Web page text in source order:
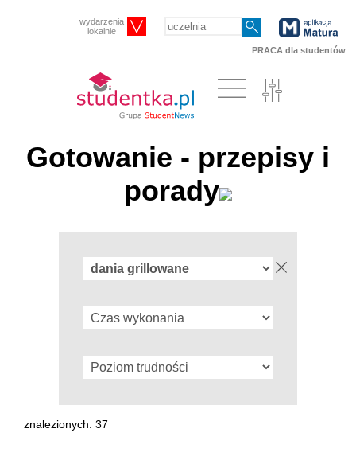
wydarzenia
lokalnie
PRACA dla studentów
Gotowanie - przepisy i
porady
znalezionych: 37